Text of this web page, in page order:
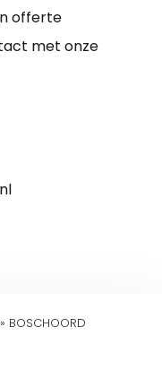
offerte
met onze
» BOSCHOORD